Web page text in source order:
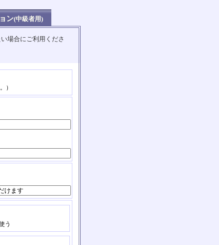
ン(中級者用)
場合にご利用くださ
）
う